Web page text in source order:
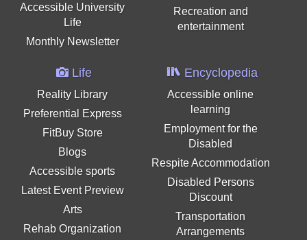
Accessible University
Life
Monthly Newsletter
Recreation and
entertainment
Life
Reality Library
Preferential Express
FitBuy Store
Blogs
Accessible sports
Latest Event Preview
Arts
Rehab Organization
Encyclopedia
Accessible online
learning
Employment for the
Disabled
Respite Accommodation
Disabled Persons
Discount
Transportation
Arrangements